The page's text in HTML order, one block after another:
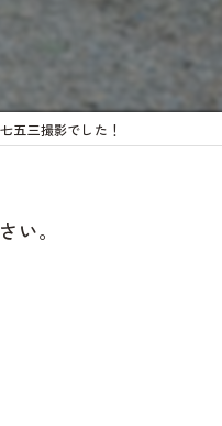
五三撮影でした！
い。